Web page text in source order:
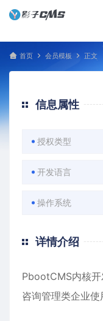
首页 会员模板 正文
信息属性
授权类型
开发语言
操作系统
详情介绍
PbootCMS内核
咨询管理类企业使